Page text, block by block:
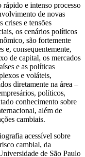
e intenso processo
de novas
crises e tensões
os cenários políticos
são fortemente
e, consequentemente,
de capital, os mercados
e as políticas
e voláteis,
diretamente na área –
políticos,
conhecimento sobre
além de
cambiais.
acessível sobre
cambial, da
de São Paulo